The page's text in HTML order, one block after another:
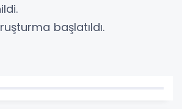
başlatıldı.